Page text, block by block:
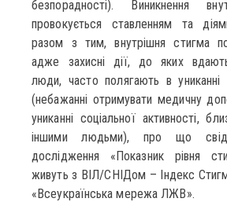
безпорадності). Виникнення
провокується ставленням та
разом з тим, внутрішня стигма
адже захисні дії, до яких
люди, часто полягають в униканні
(небажанні отримувати медичну
униканні соціальної активності,
іншими людьми), про що
дослідження «Показник рівня
живуть з ВІЛ/СНІДом – Індекс
«Всеукраїнська мережа ЛЖВ».